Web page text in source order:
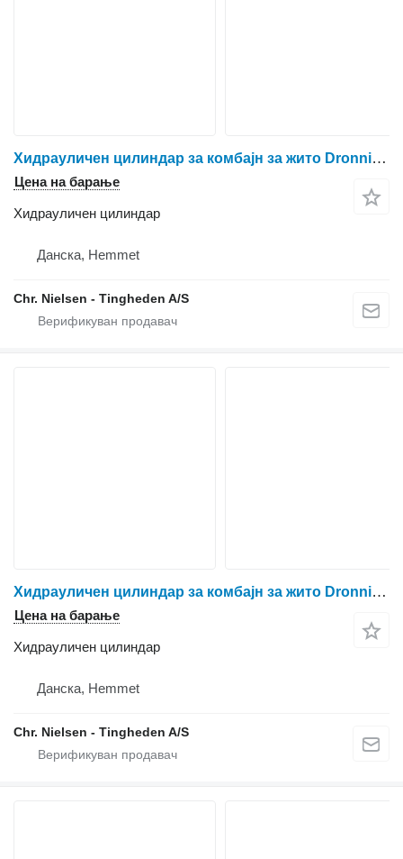
Хидрауличен цилиндар за комбајн за жито Dronningborg D7500
Цена на барање
Хидрауличен цилиндар
Данска, Hemmet
Chr. Nielsen - Tingheden A/S
Хидрауличен цилиндар за комбајн за жито Dronningborg D7500
Цена на барање
Хидрауличен цилиндар
Данска, Hemmet
Chr. Nielsen - Tingheden A/S